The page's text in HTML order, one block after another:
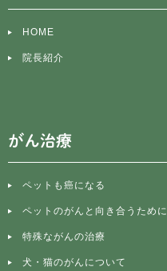
HOME
院長紹介
がん治療
ペットも癌になる
ペットのがんと向き合うために
特殊ながんの治療
犬・猫のがんについて